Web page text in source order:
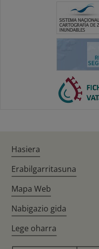
Hasiera
Erabilgarritasuna
Mapa Web
Nabigazio gida
Lege oharra